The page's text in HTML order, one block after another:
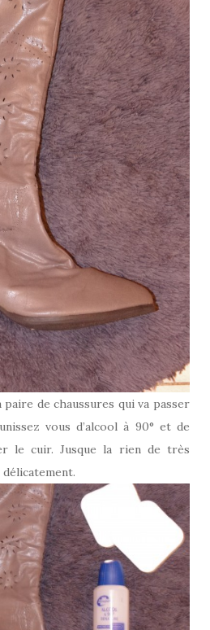
de chaussures qui va passer
vous d’alcool à 90° et de
le cuir. Jusque la rien de très